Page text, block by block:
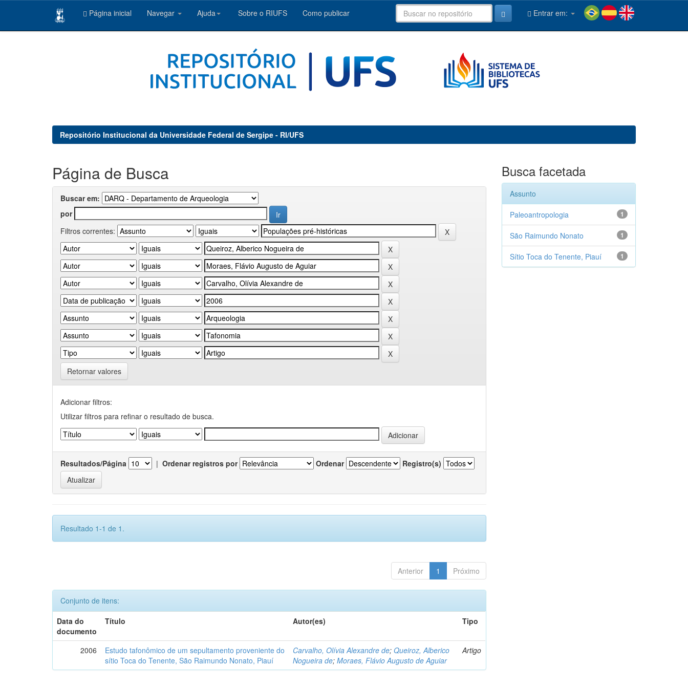
Página inicial Navegar Ajuda Sobre o RIUFS Como publicar Entrar em:
Repositório Institucional da Universidade Federal de Sergipe - RI/UFS
Página de Busca
Buscar em:
por
Filtros correntes:
Retornar valores
Adicionar filtros:
Utilizar filtros para refinar o resultado de busca.
Resultados/Página | Ordenar registros por Ordenar Registro(s)
Resultado 1-1 de 1.
Anterior 1 Próximo
Conjunto de itens:
Data do
documento
Título Autor(es) Tipo
2006
Estudo tafonômico de um sepultamento proveniente do
sítio Toca do Tenente, São Raimundo Nonato, Piauí
Carvalho, Olívia Alexandre de;Queiroz, Alberico
Nogueira de;Moraes, Flávio Augusto de Aguiar
Artigo
Busca facetada
Assunto
1
Paleoantropologia
1
São Raimundo Nonato
1
Sítio Toca do Tenente, Piauí